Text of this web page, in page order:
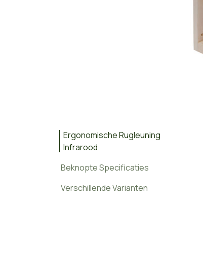
Ergonomische Rugleuning
Infrarood
Beknopte Specificaties
Verschillende Varianten